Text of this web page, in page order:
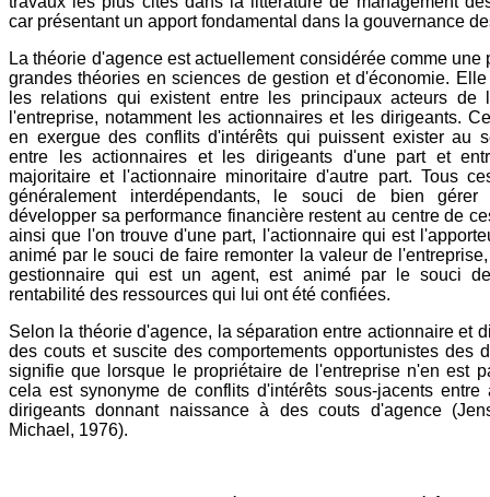
car présentant un apport fondamental dans la gouvernance
La théorie d'agence est actuellement considérée comme une
grandes théories en sciences de gestion et d'économie.
les relations qui existent entre les principaux acteurs de
l'entreprise, notamment les actionnaires et les dirigeants.
en exergue des conflits d'intérêts qui puissent exister au
entre les actionnaires et les dirigeants d'une part et
majoritaire et l'actionnaire minoritaire d'autre part. Tous
généralement interdépendants, le souci de bien gérer
développer sa performance financière restent au centre de
ainsi que l'on trouve d'une part, l'actionnaire qui est
animé par le souci de faire remonter la valeur de
gestionnaire qui est un agent, est animé par le souci
rentabilité des ressources qui lui ont été confiées.
Selon la théorie d'agence, la séparation entre actionnaire et
des couts et suscite des comportements opportunistes des
signifie que lorsque le propriétaire de l'entreprise n'en est
cela est synonyme de conflits d'intérêts sous-jacents entre
dirigeants donnant naissance à des couts d'agence
Michael, 1976).